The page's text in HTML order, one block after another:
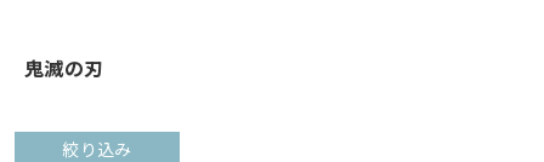
鬼滅の刃
絞り込み